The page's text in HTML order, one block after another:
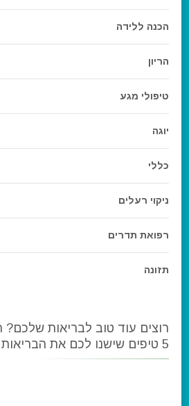
הכנה ללידה
הריון
טיפולי מגע
יוגה
כללי
ניקוי רעלים
רפואת תדרים
תזונה
רוצים עוד טוב לבריאות שלכם?
5 טיפים שישנו לכם את הבריאות